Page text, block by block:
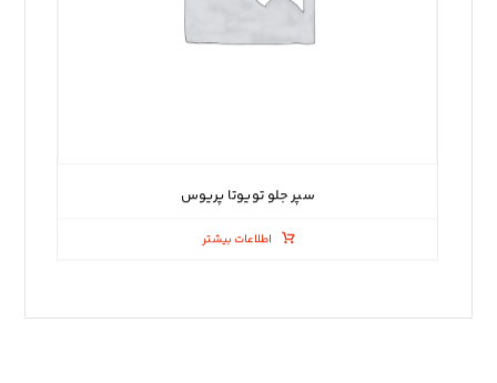
سپر جلو تویوتا پریوس
اطلاعات بیشتر